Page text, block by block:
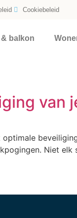
Cookiebeleid
balkon
van
optimale
Niet